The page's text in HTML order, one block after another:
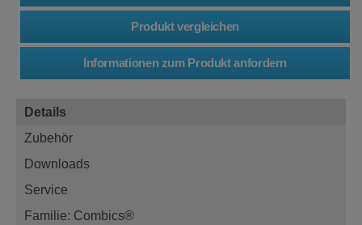
Details
Zubehör
Downloads
Service
Familie: Combics®